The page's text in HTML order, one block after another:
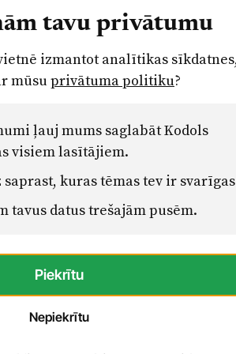
jūnijam.
telpas III
katastrofu,
civilās aizsardzības
Siguldā un viena
dienesta vadlīnijām,
Projektā
tostarp nodrošināt
ļaus būtiski uzlabot
situācijām.
311 528 eiro nodrošina
tavu privātumu
izmantot analītikas
mūsuprivātuma politiku?
ļauj mums saglabāt Kodols
visiem lasītājiem.
kuras tēmas tev ir
tavus datus trešajām pusēm.
Piekrītu
Nepiekrītu